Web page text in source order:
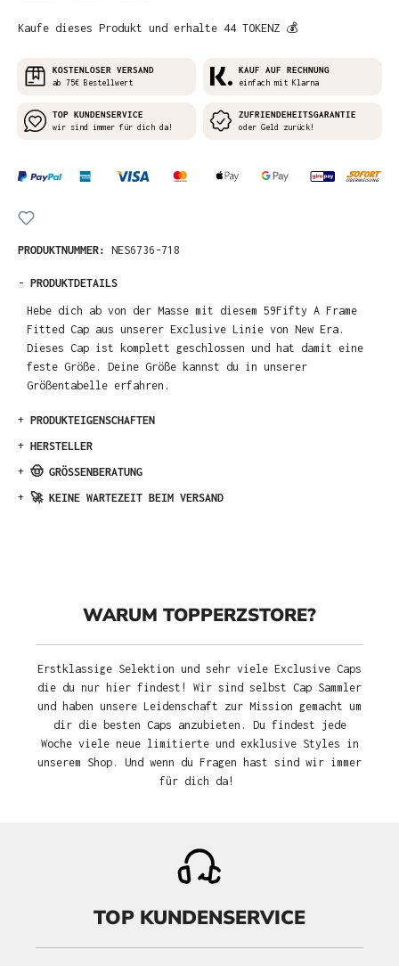
Kaufe dieses Produkt und erhalte 44 TOKENZ 💰
KOSTENLOSER VERSAND
ab 75€ Bestellwert
KAUF AUF RECHNUNG
einfach mit Klarna
TOP KUNDENSERVICE
wir sind immer für dich da!
ZUFRIENDEHEITSGARANTIE
oder Geld zurück!
PRODUKTNUMMER: NES6736-718
- PRODUKTDETAILS
Hebe dich ab von der Masse mit diesem 59Fifty A Frame
Fitted Cap aus unserer Exclusive Linie von New Era.
Dieses Cap ist komplett geschlossen und hat damit eine
feste Größe. Deine Größe kannst du in unserer
Größentabelle erfahren.
+ PRODUKTEIGENSCHAFTEN
+ HERSTELLER
+ 🤠 GRÖSSENBERATUNG
+ 🚀 KEINE WARTEZEIT BEIM VERSAND
WARUM TOPPERZSTORE?
Erstklassige Selektion und sehr viele Exclusive Caps
die du nur hier findest! Wir sind selbst Cap Sammler
und haben unsere Leidenschaft zur Mission gemacht um
dir die besten Caps anzubieten. Du findest jede
Woche viele neue limitierte und exklusive Styles in
unserem Shop. Und wenn du Fragen hast sind wir immer
für dich da!
TOP KUNDENSERVICE